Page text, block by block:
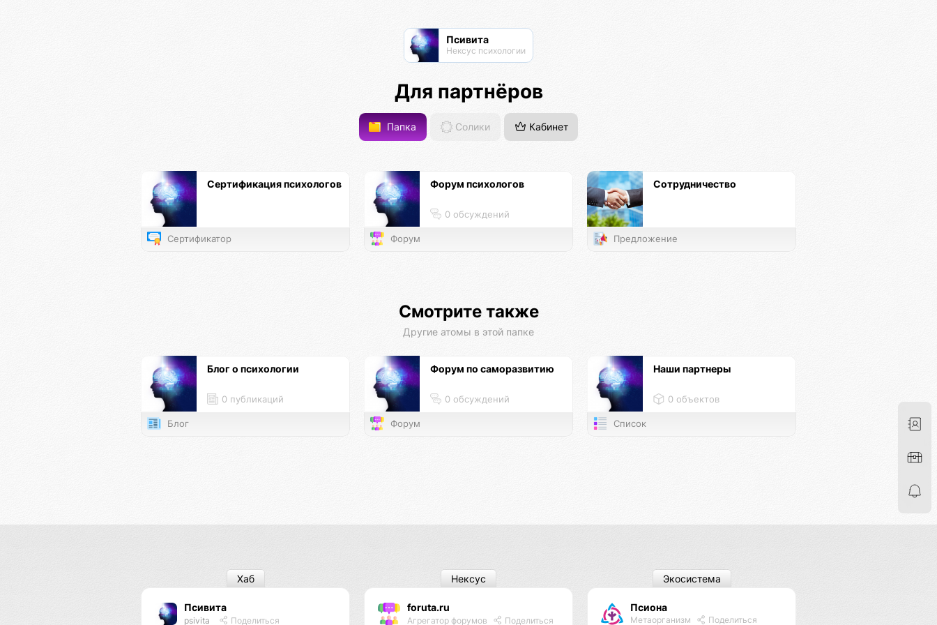
Псивита
Нексус психологии
Для партнёров
Папка Солики Кабинет
Сертификация психологов
Сертификатор
Форум психологов
0 обсуждений
Форум
Сотрудничество
Предложение
Смотрите также
Другие атомы в этой папке
Блог о психологии
0 публикаций
Блог
Форум по саморазвитию
0 обсуждений
Форум
Наши партнеры
0 объектов
Список
Псивита
psivita Поделиться
Хаб
foruta.ru
Агрегатор форумов Поделиться
Нексус
Псиона
Метаорганизм Поделиться
Экосистема